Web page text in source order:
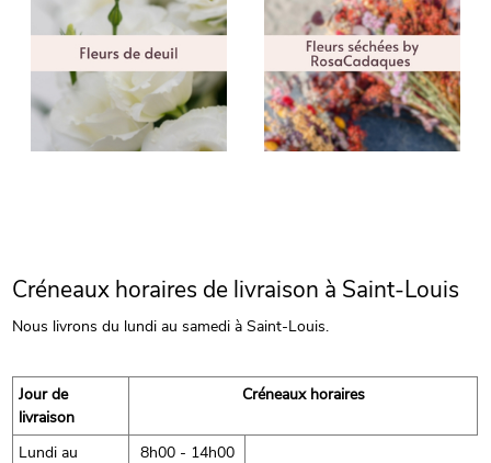
Créneaux horaires de livraison à Saint-Louis
Nous livrons du lundi au samedi à Saint-Louis.
Jour de
livraison
Créneaux horaires
Lundi au
8h00 - 14h00